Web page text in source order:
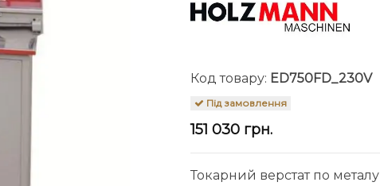
Код товару: ED750FD_230V
Під замовлення
151 030 грн.
Токарний верстат по металу